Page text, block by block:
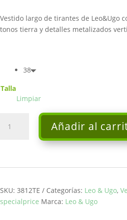
era:
188,00€.
es:
Vestido largo de tirantes de Leo&Ugo
tonos tierra y detalles metalizados
Talla
38
Limpiar
vestido
Añadir al
SKU: 3812TE Categorías: Leo & Ugo,
specialprice Marca: Leo & Ugo